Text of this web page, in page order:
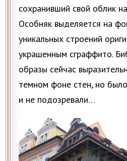
сохранивший свой облик
Особняк выделяется на
уникальных строений
украшенным сграффито.
образы сейчас
темном фоне стен, но
и не подозревали…